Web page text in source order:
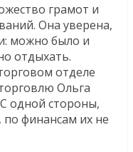
грамот и
Она уверена,
можно было и
отдыхать.
отделе
Ольга
одной стороны,
по финансам их не